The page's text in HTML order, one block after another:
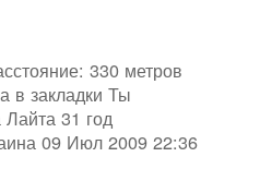
330 метров
в закладки Ты
31 год
09 Июл 2009 22:36